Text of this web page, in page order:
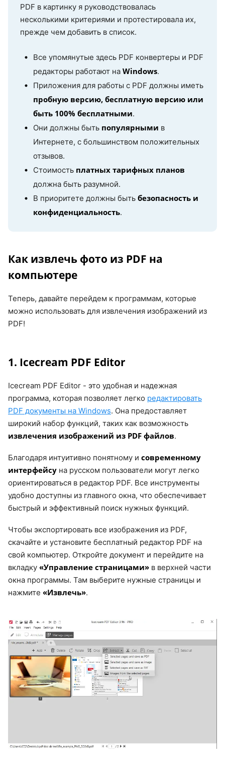
PDF в картинку я руководствовалась
несколькими критериями и протестировала их,
прежде чем добавить в список.
Все упомянутые здесь PDF конвертеры и PDF
редакторы работают на Windows.
Приложения для работы с PDF должны иметь
пробную версию, бесплатную версию или
быть 100% бесплатными.
Они должны быть популярными в
Интернете, с большинством положительных
отзывов.
Стоимость платных тарифных планов
должна быть разумной.
В приоритете должны быть безопасность и
конфиденциальность.
Как извлечь фото из PDF на
компьютере
Теперь, давайте перейдем к программам, которые
можно использовать для извлечения изображений из
PDF!
1. Icecream PDF Editor
Icecream PDF Editor - это удобная и надежная
программа, которая позволяет легко редактировать
PDF документы на Windows. Она предоставляет
широкий набор функций, таких как возможность
извлечения изображений из PDF файлов.
Благодаря интуитивно понятному и современному
интерфейсу на русском пользователи могут легко
ориентироваться в редактор PDF. Все инструменты
удобно доступны из главного окна, что обеспечивает
быстрый и эффективный поиск нужных функций.
Чтобы экспортировать все изображения из PDF,
скачайте и установите бесплатный редактор PDF на
свой компьютер. Откройте документ и перейдите на
вкладку «Управление страницами» в верхней части
окна программы. Там выберите нужные страницы и
нажмите «Извлечь».